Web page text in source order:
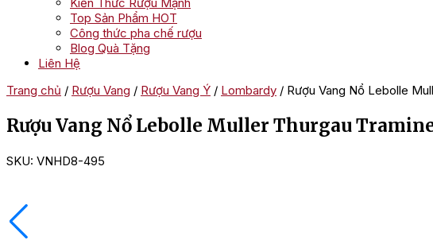
Top Sản Phẩm HOT
Công thức pha chế rượu
Blog Quà Tặng
Liên Hệ
Trang chủ / Rượu Vang / Rượu Vang Ý / Lombardy / Rượu Vang Nổ Lebolle
Rượu Vang Nổ Lebolle Muller Thurgau
SKU: VNHD8-495